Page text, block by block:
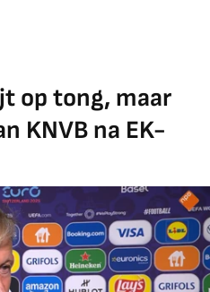
op tong, maar
KNVB na EK-